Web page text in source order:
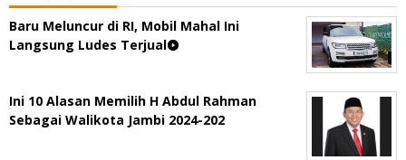
Baru Meluncur di RI, Mobil Mahal Ini
Langsung Ludes Terjual
Ini 10 Alasan Memilih H Abdul Rahman
Sebagai Walikota Jambi 2024-202